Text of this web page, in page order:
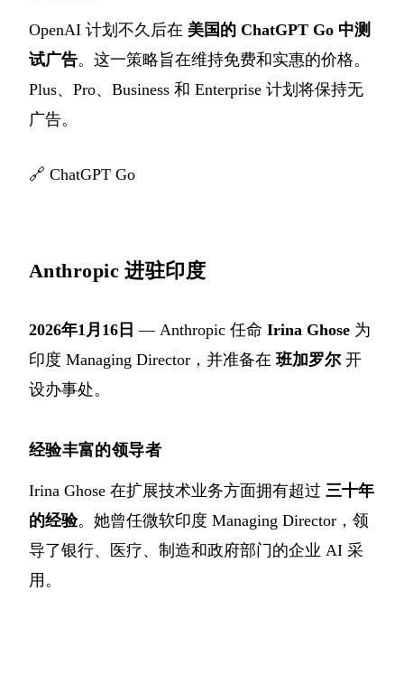
OpenAI 计划不久后在 美国的 ChatGPT Go 中测
试广告。这一策略旨在维持免费和实惠的价格。
Plus、Pro、Business 和 Enterprise 计划将保持无
广告。
🔗 ChatGPT Go
Anthropic 进驻印度
2026年1月16日 — Anthropic 任命 Irina Ghose 为
印度 Managing Director，并准备在 班加罗尔开
设办事处。
经验丰富的领导者
Irina Ghose 在扩展技术业务方面拥有超过 三十年
的经验。她曾任微软印度 Managing Director，领
导了银行、医疗、制造和政府部门的企业 AI 采
用。